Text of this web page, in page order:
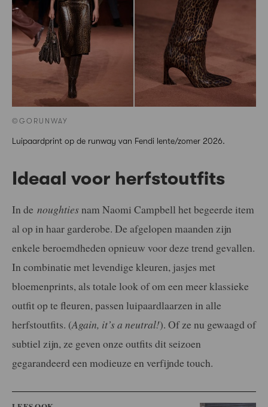
©GORUNWAY
Luipaardprint op de runway van Fendi lente/zomer 2026.
Ideaal voor herfstoutfits
In de noughtiesnam Naomi Campbell het begeerde item
al op in haar garderobe. De afgelopen maanden zijn
enkele beroemdheden opnieuw voor deze trend gevallen.
In combinatie met levendige kleuren, jasjes met
bloemenprints, als totale look of om een meer klassieke
outfit op te fleuren, passen luipaardlaarzen in alle
herfstoutfits. (Again, it’s a neutral!). Of ze nu gewaagd of
subtiel zijn, ze geven onze outfits dit seizoen
gegarandeerd een modieuze en verfijnde touch.